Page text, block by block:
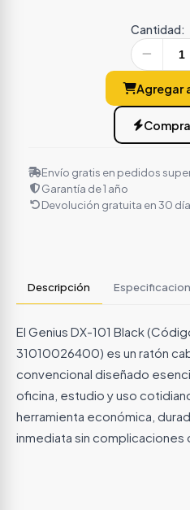
Cantidad:
Agregar
Envío gratis en pedidos
Garantía de 1 año
Devolución gratuita en 30
Descripción
El Genius DX-101 Black
31010026400) es un ratón
convencional diseñado
oficina, estudio y uso
herramienta económica,
inmediata sin complicaciones